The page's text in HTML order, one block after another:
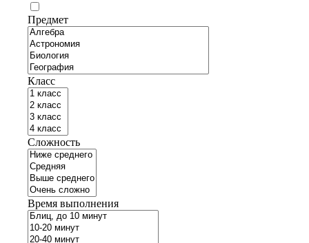
Предмет
Класс
Сложность
Время выполнения